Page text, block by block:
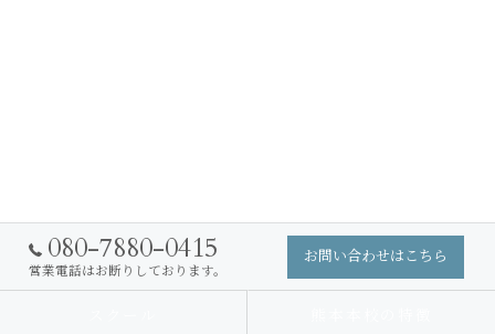
080-7880-0415
営業電話はお断りしております。
お問い合わせはこちら